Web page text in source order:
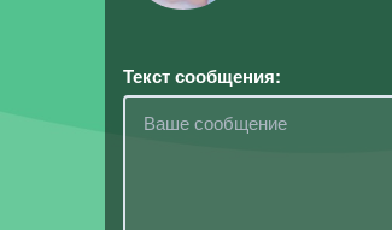
Текст сообщения: